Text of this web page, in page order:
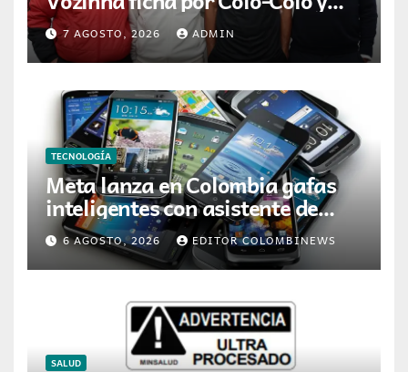
JETOUR respalda su nueva
etapa
7 AGOSTO, 2026 ADMIN
TECNOLOGÍA
Meta lanza en Colombia gafas
inteligentes con asistente de
inteligencia artificial
6 AGOSTO, 2026 EDITOR COLOMBINEWS
SALUD